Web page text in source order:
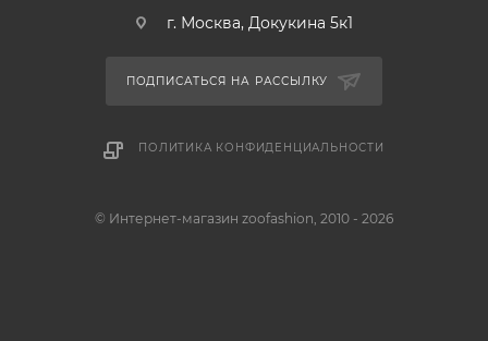
г. Москва, Докукина 5к1
ПОДПИСАТЬСЯ НА РАССЫЛКУ
ПОЛИТИКА КОНФИДЕНЦИАЛЬНОСТИ
© Интернет-магазин zoofashion, 2010 - 2026